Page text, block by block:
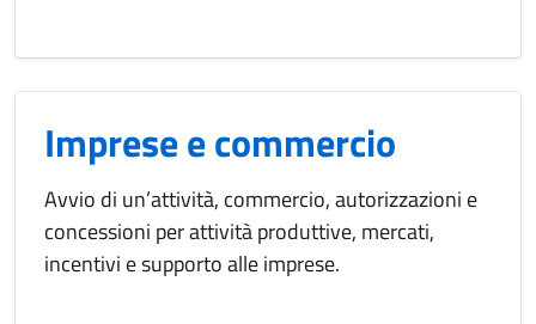
Imprese e commercio
Avvio di un’attività, commercio, autorizzazioni e
concessioni per attività produttive, mercati,
incentivi e supporto alle imprese.